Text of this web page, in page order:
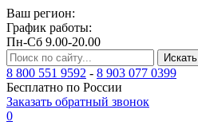
Ваш регион:
График работы:
Пн-Сб 9.00-20.00
Искать
8 800 551 9592 - 8 903 077 0399
Бесплатно по России
Заказать обратный звонок
0